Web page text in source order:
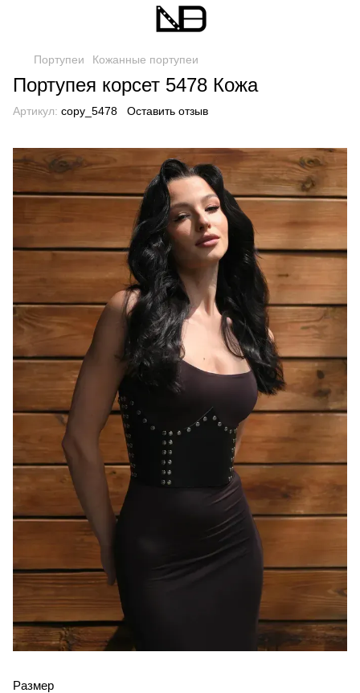
Портупеи Кожанные портупеи
Портупея корсет 5478 Кожа
Артикул: copy_5478 Оставить отзыв
Размер